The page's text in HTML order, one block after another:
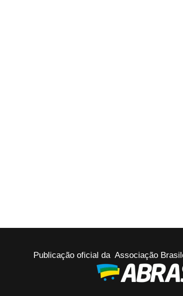
Publicação oficial da Associação